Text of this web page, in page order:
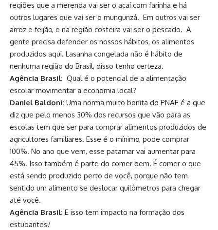
regiões que a merenda vai ser o açaí com farinha e há
outros lugares que vai ser o mungunzá. Em outros vai ser
arroz e feijão, e na região costeira vai ser o pescado. A
gente precisa defender os nossos hábitos, os alimentos
produzidos aqui. Lasanha congelada não é hábito de
nenhuma região do Brasil, disso tenho certeza.
Agência Brasil: Qual é o potencial de a alimentação
escolar movimentar a economia local?
Daniel Baldoni: Uma norma muito bonita do PNAE é a que
diz que pelo menos 30% dos recursos que vão para as
escolas tem que ser para comprar alimentos produzidos de
agricultores familiares. Esse é o mínimo, pode comprar
100%. No ano que vem, esse patamar vai aumentar para
45%. Isso também é parte do comer bem. É comer o que
está sendo produzido perto de você, porque não tem
sentido um alimento se deslocar quilômetros para chegar
até você.
Agência Brasil: E isso tem impacto na formação dos
estudantes?